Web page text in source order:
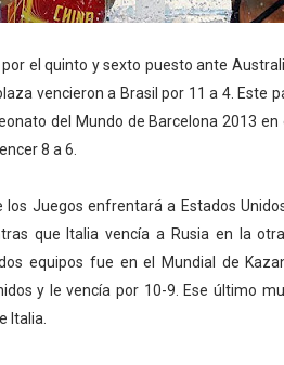
femenino 2026 (Tokio, Japón)
en el último Impact! con Jason
2026 (Hong Kong) - La
la nueva monarca
League 2026 - Las Utah
slalom 2026 (Oklahoma City,
2026 - Tadej Pogacar
quinto y sexto puesto ante
vencieron a Brasil por 11 a 4. Este
del Mundo de Barcelona 2013 en
8 a 6.
enfrentará a Estados Unidos
que Italia vencía a Rusia en la
equipos fue en el Mundial de
y le vencía por 10-9. Ese último
Italia.